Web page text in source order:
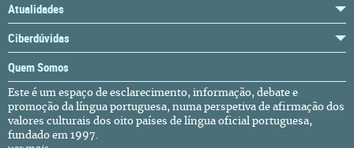
Atualidades
Ciberdúvidas
Quem Somos
Este é um espaço de esclarecimento, informação, debate e
promoção da língua portuguesa, numa perspetiva de afirmação dos
valores culturais dos oito países de língua oficial portuguesa,
fundado em 1997.